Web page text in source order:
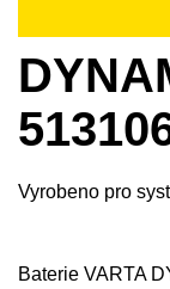
Vyrobeno pro
Baterie VARTA